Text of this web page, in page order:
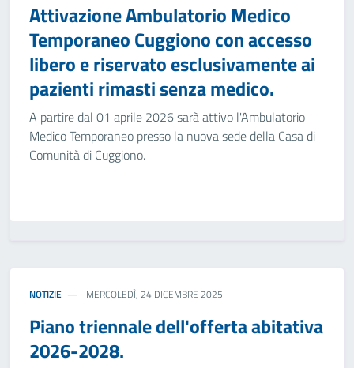
Attivazione Ambulatorio Medico
Temporaneo Cuggiono con accesso
libero e riservato esclusivamente ai
pazienti rimasti senza medico.
A partire dal 01 aprile 2026 sarà attivo l'Ambulatorio
Medico Temporaneo presso la nuova sede della Casa di
Comunità di Cuggiono.
NOTIZIE MERCOLEDÌ, 24 DICEMBRE 2025
Piano triennale dell'offerta abitativa
2026-2028.